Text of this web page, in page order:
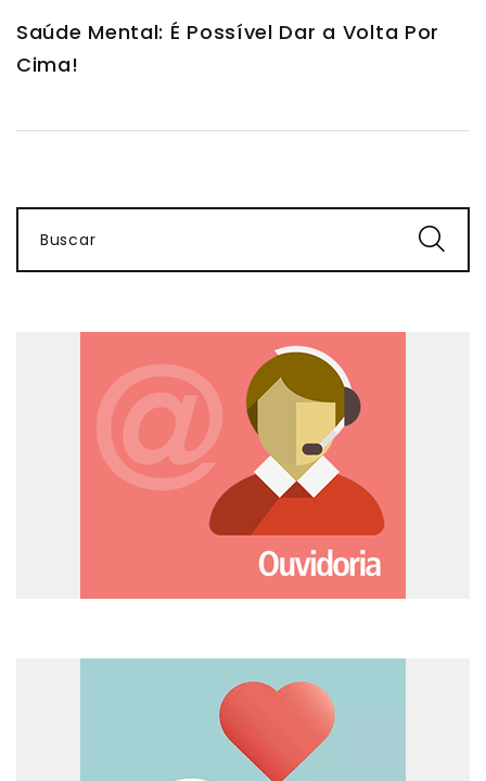
Saúde Mental: É Possível Dar a Volta Por
Cima!
Buscar